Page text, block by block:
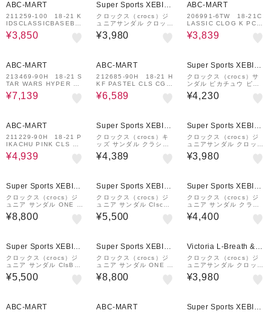
ABC-MART
211259-100 18-21 K
IDSCLASSICBASEBA
LL CLOG WHITE 69
5415-0001
¥3,850
Super Sports XEBIO
&mall店
クロックス（crocs）ジ
ュニアサンダル クロック
バンドクロッグトドラー
N/R ネイビー 207005-4
¥3,980
ABC-MART
206991-6TW 18-21C
LASSIC CLOG K PCS
K PINK CRUSH 703
552-0001
¥3,839
ABC-MART
213469-90H 18-21 S
TAR WARS HYPER SP
ACE K MULTI 7072
92-0001
¥7,139
ABC-MART
212685-90H 18-21 H
KF PASTEL CLS CG K
MULTI 707289-000
1
¥6,589
Super Sports XEBIO
&mall店
クロックス（crocs）サ
ンダル ピカチュウ ピン
ク クラシック クロッグ
211229-90H キッズ 子
¥4,230
ABC-MART
211229-90H 18-21 P
IKACHU PINK CLS CL
G K MULTI 690777-
0001
¥4,939
Super Sports XEBIO
&mall店
クロックス（crocs）キ
ッズ サンダル クラシッ
ク サッカー クロッグ 21
0157-103
¥4,389
Super Sports XEBIO
&mall店
クロックス（crocs）ジ
ュニアサンダル クロック
バンド クロッグ キッズ
ネイビー レッド 20700
¥3,980
Super Sports XEBIO
&mall店
クロックス（crocs）ジ
ュニア サンダル ONE PI
ECE ルフィ クラシック
クロッグ レッド イエロ
¥8,800
Super Sports XEBIO
&mall店
クロックス（crocs）ジ
ュニア サンダル ClscBa
seballCgK ホワイト 21
1259-100 スポーツサン
¥5,500
Super Sports XEBIO
&mall店
クロックス（crocs）ジ
ュニア サンダル クラシ
ック クロッグ NAVY 20
6991-410-2208
¥4,400
Super Sports XEBIO
&mall店
クロックス（crocs）ジ
ュニア サンダル ClsBas
ketballClgK ブラウン 2
10156-805 スポーツサ
¥5,500
Super Sports XEBIO
&mall店
クロックス（crocs）ジ
ュニア サンダル ONE PI
ECE チョッパー クラシ
ック クロッグ ライトブ
¥8,800
Victoria L-Breath &m
all店
クロックス（crocs）ジ
ュニアサンダル クロック
バンド クロッグ キッズ
ピンク 207006-6GD-20
¥3,980
ABC-MART ABC-MART
Super Sports XEBIO